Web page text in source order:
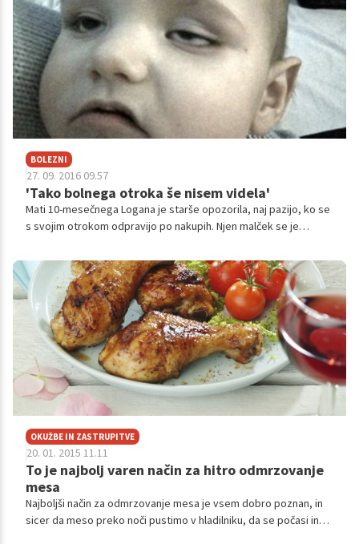
zdravja in počutja pomaga vsem.
BOLEZNI
27. 09. 2016 09.57
'Tako bolnega otroka še nisem videla'
Mati 10-mesečnega Logana je starše opozorila, naj pazijo, ko se
s svojim otrokom odpravijo po nakupih. Njen malček se je
smrtno nevarnim meningitisom.
OKUŽBE IN ZASTRUPITVE
20. 01. 2015 11.11
To je najbolj varen način za hitro odmrzovanje
mesa
Najboljši način za odmrzovanje mesa je vsem dobro poznan, in
sicer da meso preko noči pustimo v hladilniku, da se počasi in